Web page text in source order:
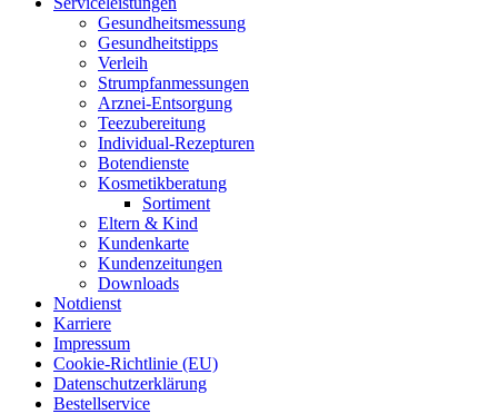
Gesund­heits­mes­sung
Gesund­heits­tipps
Ver­leih
Strumpfan­mes­sun­gen
Arz­n­ei-Ent­­sor­­gung
Tee­zu­be­rei­tung
Indi­­vi­­du­al-Rezep­­tu­­ren
Boten­diens­te
Kos­me­tik­be­ra­tung
Sor­ti­ment
Eltern & Kind
Kun­den­kar­te
Kun­den­zei­tun­gen
Down­loads
Not­dienst
Kar­rie­re
Impres­sum
Coo­kie-Rich­t­­li­­nie (EU)
Datenschutz­erklärung
Bestell­ser­vice